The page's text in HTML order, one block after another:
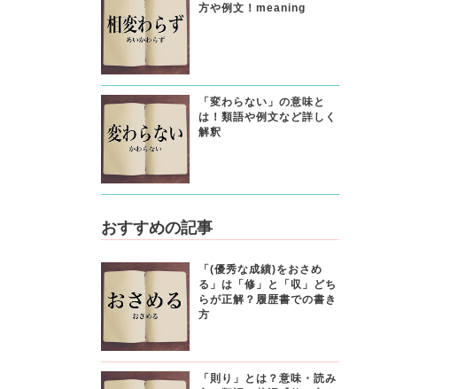
方や例文！meaning
「変わらない」の意味と
は！類語や例文など詳しく
解釈
おすすめの記事
「(優秀な成績)をおさめ
る」は「修」と「収」どち
らが正解？履歴書での書き
方
「則り」とは？意味・読み